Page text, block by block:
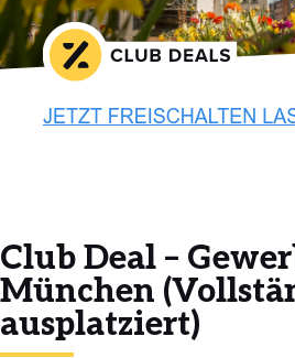
Club Deal –
München
ausplatziert)